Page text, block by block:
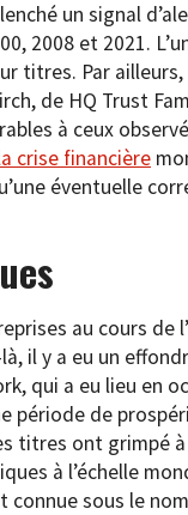
un signal
2008 et 2021.
titres. Par
de HQ Trust
à ceux
crise financière
éventuelle
au cours de
il y a eu un
qui a eu lieu en
de
titres ont grimpé
à l’échelle
sous le